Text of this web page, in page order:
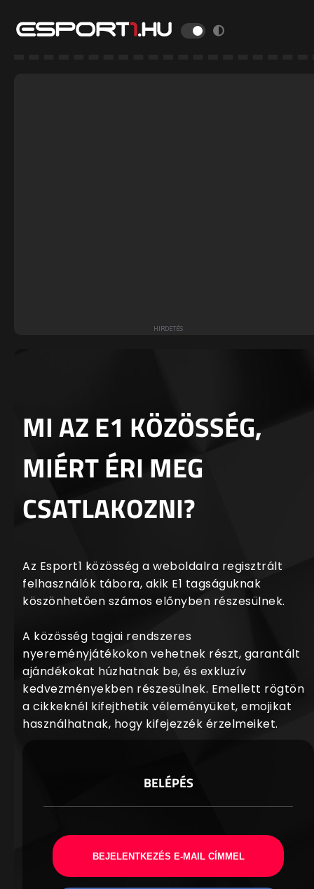
MI AZ E1 KÖZÖSSÉG,
MIÉRT ÉRI MEG
CSATLAKOZNI?
Az Esport1 közösség a weboldalra regisztrált
felhasználók tábora, akik E1 tagságuknak
köszönhetően számos előnyben részesülnek.
A közösség tagjai rendszeres
nyereményjátékokon vehetnek részt, garantált
ajándékokat húzhatnak be, és exkluzív
kedvezményekben részesülnek. Emellett rögtön
a cikkeknél kifejthetik véleményüket, emojikat
használhatnak, hogy kifejezzék érzelmeiket.
BELÉPÉS
BEJELENTKEZÉS E-MAIL CÍMMEL